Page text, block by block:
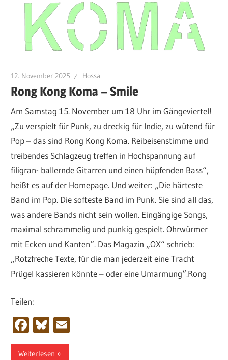
12. November 2025 Hossa
Rong Kong Koma – Smile
Am Samstag 15. November um 18 Uhr im Gängeviertel!
„Zu verspielt für Punk, zu dreckig für Indie, zu wütend für
Pop – das sind Rong Kong Koma. Reibeisenstimme und
treibendes Schlagzeug treffen in Hochspannung auf
filigran- ballernde Gitarren und einen hüpfenden Bass“,
heißt es auf der Homepage. Und weiter: „Die härteste
Band im Pop. Die softeste Band im Punk. Sie sind all das,
was andere Bands nicht sein wollen. Eingängige Songs,
maximal schrammelig und punkig gespielt. Ohrwürmer
mit Ecken und Kanten“. Das Magazin „OX“ schrieb:
„Rotzfreche Texte, für die man jederzeit eine Tracht
Prügel kassieren könnte – oder eine Umarmung“.Rong
Teilen:
Facebook
Bluesky
Weiterlesen